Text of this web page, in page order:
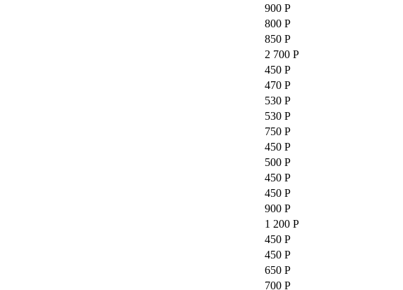
900 Р
800 Р
850 Р
2 700 Р
450 Р
470 Р
530 Р
530 Р
750 Р
450 Р
500 Р
450 Р
450 Р
900 Р
1 200 Р
450 Р
450 Р
650 Р
700 Р